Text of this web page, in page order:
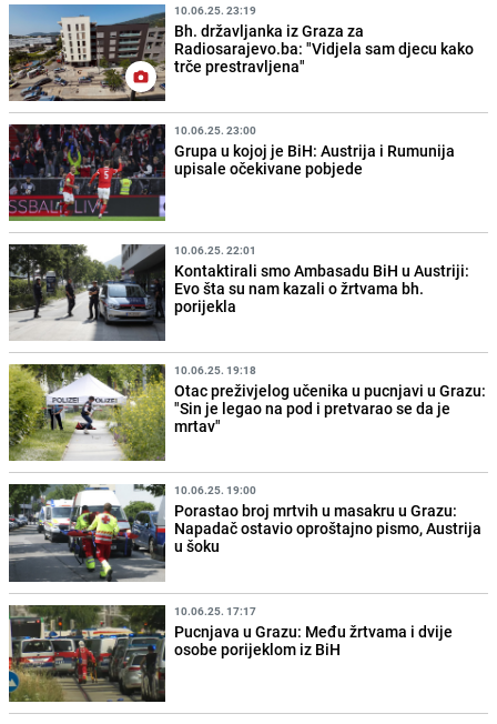
10.06.25. 23:19
Bh. državljanka iz Graza za
Radiosarajevo.ba: "Vidjela sam djecu kako
trče prestravljena"
10.06.25. 23:00
Grupa u kojoj je BiH: Austrija i Rumunija
upisale očekivane pobjede
10.06.25. 22:01
Kontaktirali smo Ambasadu BiH u Austriji:
Evo šta su nam kazali o žrtvama bh.
porijekla
10.06.25. 19:18
Otac preživjelog učenika u pucnjavi u Grazu:
"Sin je legao na pod i pretvarao se da je
mrtav"
10.06.25. 19:00
Porastao broj mrtvih u masakru u Grazu:
Napadač ostavio oproštajno pismo, Austrija
u šoku
10.06.25. 17:17
Pucnjava u Grazu: Među žrtvama i dvije
osobe porijeklom iz BiH